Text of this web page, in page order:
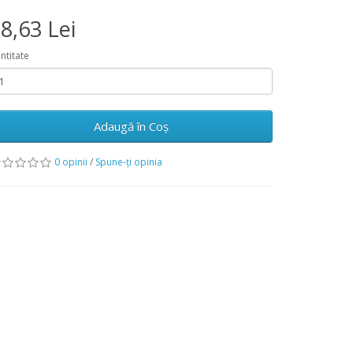
Lei
Adaugă în Coş
0 opinii / Spune-ţi opinia